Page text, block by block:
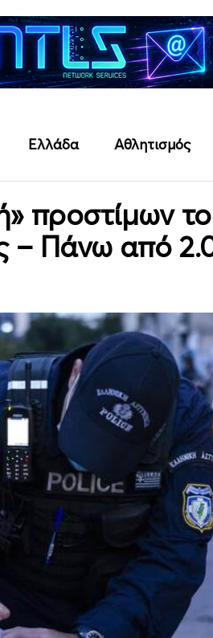
Ελλάδα Αθλητισμός
προστίμων
– Πάνω από